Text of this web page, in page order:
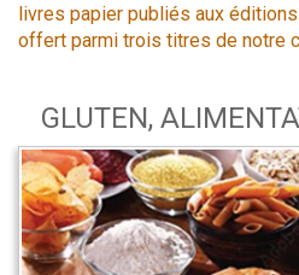
livres papier publiés aux
offert parmi trois titres de notre
GLUTEN,